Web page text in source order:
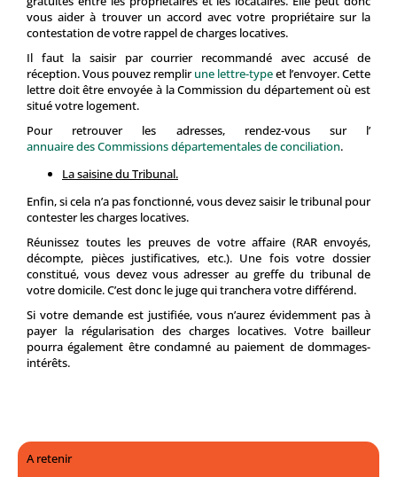
vous aider à trouver un accord avec votre propriétaire sur la
contestation de votre rappel de charges locatives.
Il faut la saisir par courrier recommandé avec accusé de
réception. Vous pouvez remplirune lettre-typeet l’envoyer. Cette
lettre doit être envoyée à la Commission du département où est
situé votre logement.
Pour retrouver les adresses, rendez-vous sur l’
annuaire des Commissions départementales de conciliation.
La saisine du Tribunal.
Enfin, si cela n’a pas fonctionné, vous devez saisir le tribunal pour
contester les charges locatives.
Réunissez toutes les preuves de votre affaire (RAR envoyés,
décompte, pièces justificatives, etc.). Une fois votre dossier
constitué, vous devez vous adresser au greffe du tribunal de
votre domicile. C’est donc le juge qui tranchera votre différend.
Si votre demande est justifiée, vous n’aurez évidemment pas à
payer la régularisation des charges locatives. Votre bailleur
pourra également être condamné au paiement de dommages-
intérêts.
A retenir